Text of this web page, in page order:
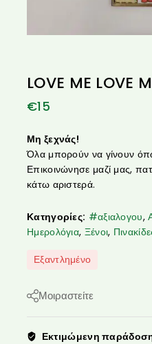
LOVE ME LOVE
€15
Μη ξεχνάς!
Όλα μπορούν να γίνουν
Επικοινώνησε μαζί μας,
κάτω αριστερά.
Κατηγορίες: #αξιαλογου,
Ημερολόγια, Ξένοι,
Εξαντλημένο
Μοιραστείτε
Εκτιμώμενη